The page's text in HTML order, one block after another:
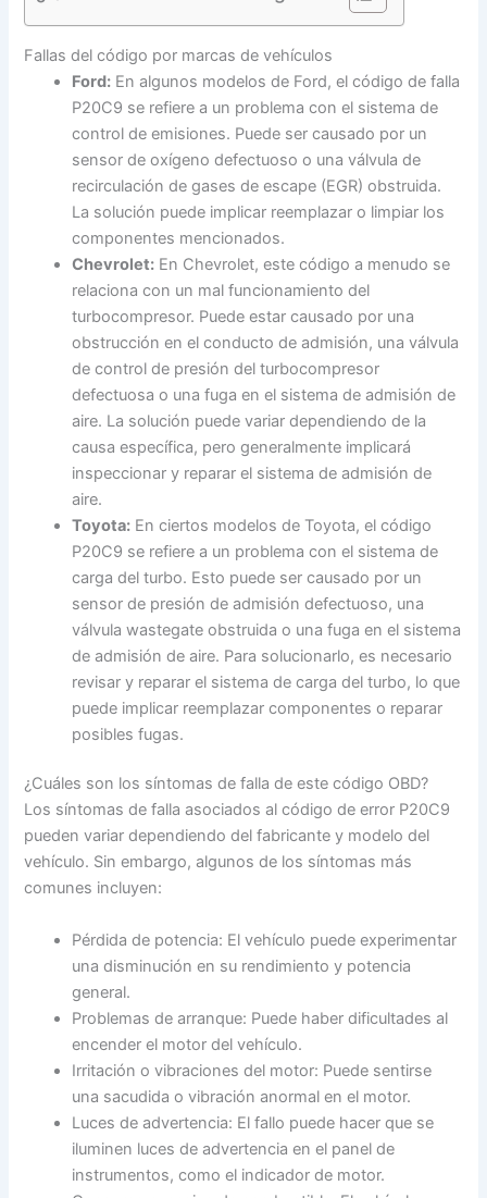
Fallas del código por marcas de vehículos
Ford: En algunos modelos de Ford, el código de falla
P20C9 se refiere a un problema con el sistema de
control de emisiones. Puede ser causado por un
sensor de oxígeno defectuoso o una válvula de
recirculación de gases de escape (EGR) obstruida.
La solución puede implicar reemplazar o limpiar los
componentes mencionados.
Chevrolet: En Chevrolet, este código a menudo se
relaciona con un mal funcionamiento del
turbocompresor. Puede estar causado por una
obstrucción en el conducto de admisión, una válvula
de control de presión del turbocompresor
defectuosa o una fuga en el sistema de admisión de
aire. La solución puede variar dependiendo de la
causa específica, pero generalmente implicará
inspeccionar y reparar el sistema de admisión de
aire.
Toyota: En ciertos modelos de Toyota, el código
P20C9 se refiere a un problema con el sistema de
carga del turbo. Esto puede ser causado por un
sensor de presión de admisión defectuoso, una
válvula wastegate obstruida o una fuga en el sistema
de admisión de aire. Para solucionarlo, es necesario
revisar y reparar el sistema de carga del turbo, lo que
puede implicar reemplazar componentes o reparar
posibles fugas.
¿Cuáles son los síntomas de falla de este código OBD?
Los síntomas de falla asociados al código de error P20C9
pueden variar dependiendo del fabricante y modelo del
vehículo. Sin embargo, algunos de los síntomas más
comunes incluyen:
Pérdida de potencia: El vehículo puede experimentar
una disminución en su rendimiento y potencia
general.
Problemas de arranque: Puede haber dificultades al
encender el motor del vehículo.
Irritación o vibraciones del motor: Puede sentirse
una sacudida o vibración anormal en el motor.
Luces de advertencia: El fallo puede hacer que se
iluminen luces de advertencia en el panel de
instrumentos, como el indicador de motor.